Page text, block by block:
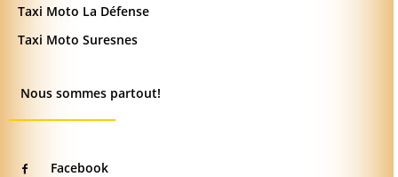
Taxi Moto La Défense
Taxi Moto Suresnes
Nous sommes partout!
Facebook